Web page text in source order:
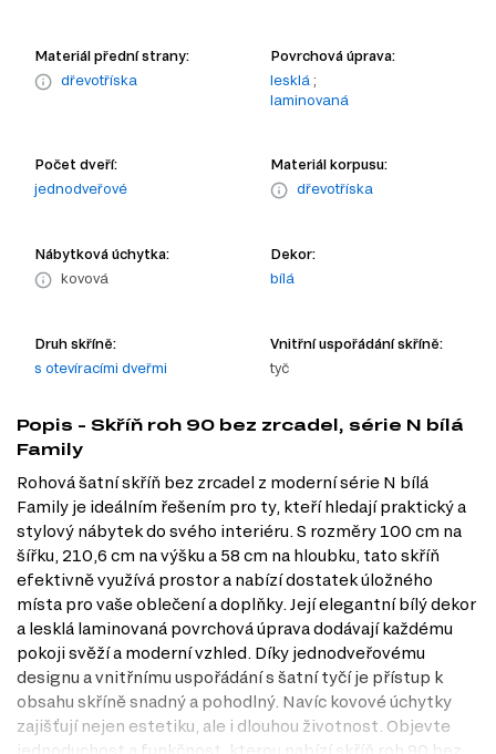
Materiál přední strany:
dřevotříska
Povrchová úprava:
lesklá ;
laminovaná
Počet dveří:
jednodveřové
Materiál korpusu:
dřevotříska
Nábytková úchytka:
kovová
Dekor:
bílá
Druh skříně:
s otevíracími dveřmi
Vnitřní uspořádání skříně:
tyč
Popis - Skříň roh 90 bez zrcadel, série N bílá
Family
Rohová šatní skříň bez zrcadel z moderní série N bílá
Family je ideálním řešením pro ty, kteří hledají praktický a
stylový nábytek do svého interiéru. S rozměry 100 cm na
šířku, 210,6 cm na výšku a 58 cm na hloubku, tato skříň
efektivně využívá prostor a nabízí dostatek úložného
místa pro vaše oblečení a doplňky. Její elegantní bílý dekor
a lesklá laminovaná povrchová úprava dodávají každému
pokoji svěží a moderní vzhled. Díky jednodveřovému
designu a vnitřnímu uspořádání s šatní tyčí je přístup k
obsahu skříně snadný a pohodlný. Navíc kovové úchytky
zajišťují nejen estetiku, ale i dlouhou životnost. Objevte
jednoduchost a funkčnost, kterou nabízí skříň roh 90 bez